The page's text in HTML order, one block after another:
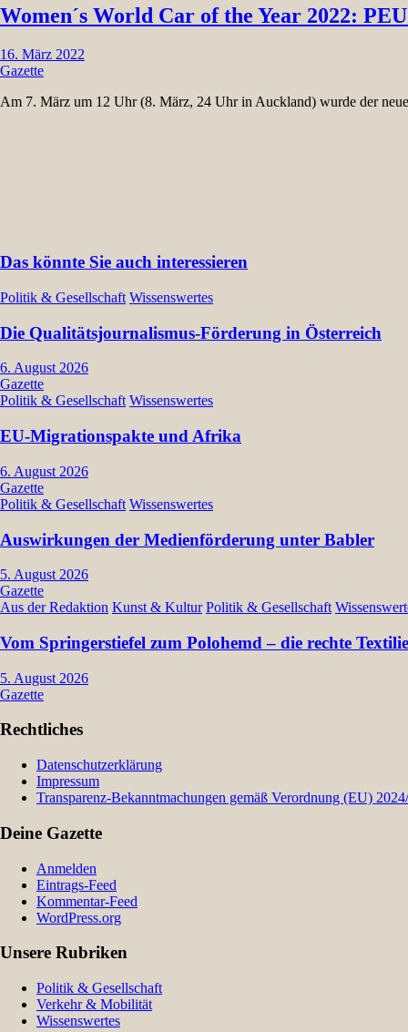
Women´s World Car of the Year 2022:
16. März 2022
Gazette
Am 7. März um 12 Uhr (8. März, 24 Uhr in Auckland) wurde der
Das könnte Sie auch interessieren
Politik & Gesellschaft Wissenswertes
Die Qualitätsjournalismus-Förderung in Österreich
6. August 2026
Gazette
Politik & Gesellschaft Wissenswertes
EU-Migrationspakte und Afrika
6. August 2026
Gazette
Politik & Gesellschaft Wissenswertes
Auswirkungen der Medienförderung unter Babler
5. August 2026
Gazette
Aus der Redaktion Kunst & Kultur Politik & Gesellschaft
Vom Springerstiefel zum Polohemd – die rechte
5. August 2026
Gazette
Rechtliches
Datenschutzerklärung
Impressum
Transparenz-Bekanntmachungen gemäß Verordnung (EU)
Deine Gazette
Anmelden
Eintrags-Feed
Kommentar-Feed
WordPress.org
Unsere Rubriken
Politik & Gesellschaft
Verkehr & Mobilität
Wissenswertes